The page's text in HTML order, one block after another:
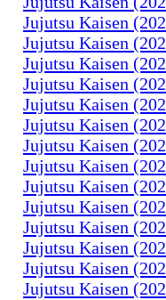
Jujutsu Kaisen
Jujutsu Kaisen
Jujutsu Kaisen
Jujutsu Kaisen
Jujutsu Kaisen
Jujutsu Kaisen
Jujutsu Kaisen
Jujutsu Kaisen
Jujutsu Kaisen
Jujutsu Kaisen
Jujutsu Kaisen
Jujutsu Kaisen
Jujutsu Kaisen
Jujutsu Kaisen